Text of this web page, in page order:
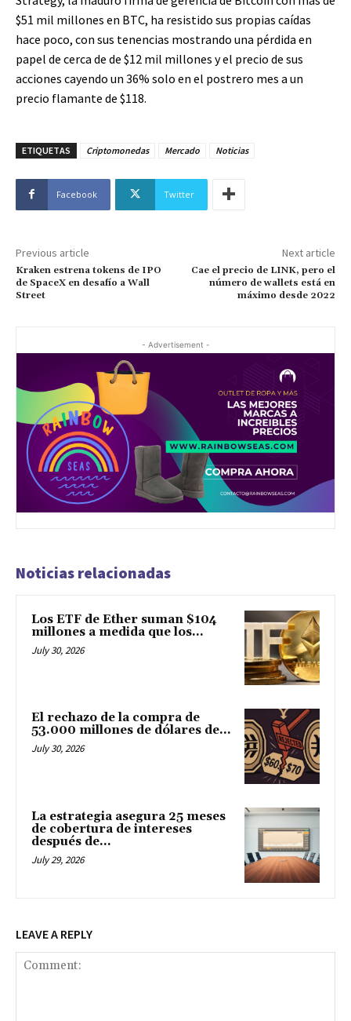
$51 mil millones en BTC, ha resistido sus propias caídas
hace poco, con sus tenencias mostrando una pérdida en
papel de cerca de de $12 mil millones y el precio de sus
acciones cayendo un 36% solo en el postrero mes a un
precio flamante de $118.
ETIQUETAS Criptomonedas Mercado Noticias
Facebook Twitter
Previous article
Kraken estrena tokens de IPO
de SpaceX en desafío a Wall
Street
Next article
Cae el precio de LINK, pero el
número de wallets está en
máximo desde 2022
- Advertisement -
Noticias relacionadas
Los ETF de Ether suman $104
millones a medida que los...
July 30, 2026
El rechazo de la compra de
53.000 millones de dólares de...
July 30, 2026
La estrategia asegura 25 meses
de cobertura de intereses
después de...
July 29, 2026
LEAVE A REPLY